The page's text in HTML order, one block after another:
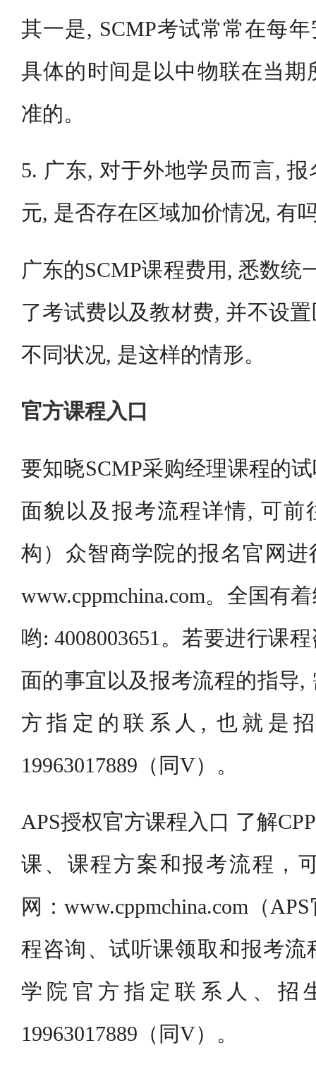
其一是, SCMP考试常常在每
具体的时间是以中物联在当期
准的。
5. 广东, 对于外地学员而言, 报
元, 是否存在区域加价情况, 有
广东的SCMP课程费用, 悉数统
了考试费以及教材费, 并不设
不同状况, 是这样的情形。
官方课程入口
要知晓SCMP采购经理课程的
面貌以及报考流程详情, 可前
构）众智商学院的报名官网
www.cppmchina.com。全国有
哟: 4008003651。若要进行课
面的事宜以及报考流程的指导,
方指定的联系人, 也就是
19963017889（同V）。
APS授权官方课程入口 了解
课、课程方案和报考流程，
网：www.cppmchina.com（
程咨询、试听课领取和报考流
学院官方指定联系人、招
19963017889（同V）。